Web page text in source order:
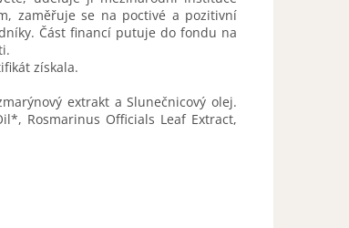
zaměřuje se na poctivé a pozitivní
Část financí putuje do fondu na
získala.
extrakt a Slunečnicový olej.
Rosmarinus Officials Leaf Extract,